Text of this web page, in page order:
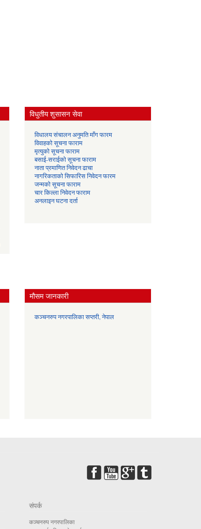
विधुतीय शुसासन सेवा
विधालय संचालन अनुमति माँग फारम
विवाहको सूचना फाराम
मृत्युको सूचना फाराम
बसाई-सराईको सूचना फाराम
नाता प्रमाणित निवेदन ढाचा
नागरिकताको सिफारिस निवेदन फारम
जन्मको सूचना फाराम
चार किल्ला निवेदन फाराम
अनलाइन घटना दर्ता
मौसम जानकारी
कञ्चनरुप नगरपालिका सप्तरी, नेपाल
संपर्क
कञ्चनरुप नगरपालिका